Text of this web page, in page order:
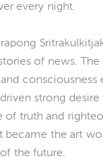
every night.
of news.
strong
truth and
the art
the future.